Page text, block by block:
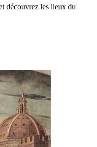
découvrez les lieux du